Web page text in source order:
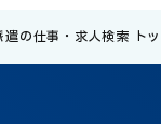
遣の仕事・求人検索 ト